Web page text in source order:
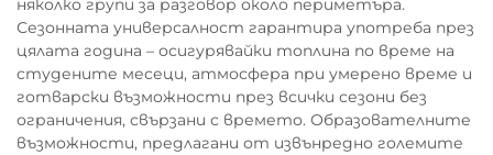
няколко групи за разговор около периметъра.
Сезонната универсалност гарантира употреба през
цялата година – осигурявайки топлина по време на
студените месеци, атмосфера при умерено време и
готварски възможности през всички сезони без
ограничения, свързани с времето. Образователните
възможности, предлагани от извънредно големите